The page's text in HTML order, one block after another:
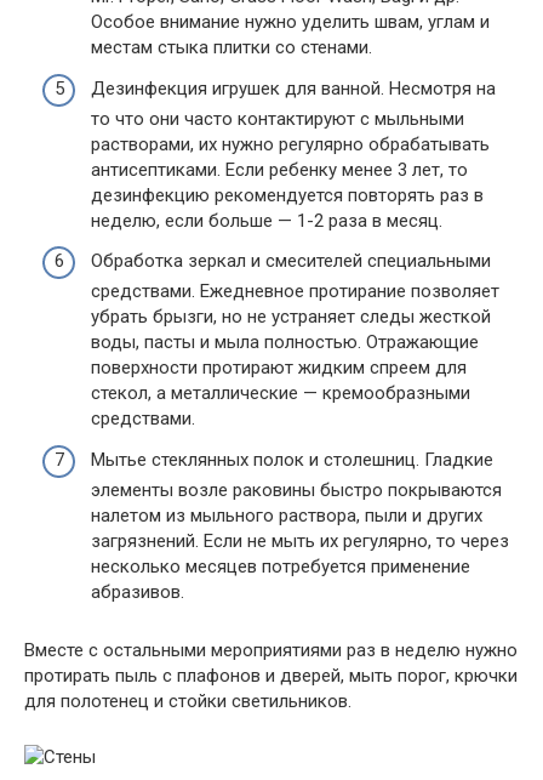
Особое внимание нужно уделить швам, углам и
местам стыка плитки со стенами.
Дезинфекция игрушек для ванной. Несмотря на
то что они часто контактируют с мыльными
растворами, их нужно регулярно обрабатывать
антисептиками. Если ребенку менее 3 лет, то
дезинфекцию рекомендуется повторять раз в
неделю, если больше — 1-2 раза в месяц.
Обработка зеркал и смесителей специальными
средствами. Ежедневное протирание позволяет
убрать брызги, но не устраняет следы жесткой
воды, пасты и мыла полностью. Отражающие
поверхности протирают жидким спреем для
стекол, а металлические — кремообразными
средствами.
Мытье стеклянных полок и столешниц. Гладкие
элементы возле раковины быстро покрываются
налетом из мыльного раствора, пыли и других
загрязнений. Если не мыть их регулярно, то через
несколько месяцев потребуется применение
абразивов.
Вместе с остальными мероприятиями раз в неделю нужно
протирать пыль с плафонов и дверей, мыть порог, крючки
для полотенец и стойки светильников.